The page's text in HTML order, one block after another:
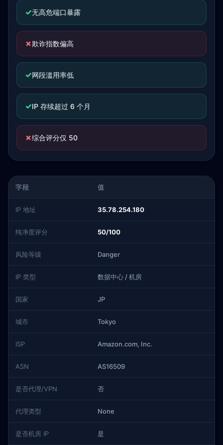
✓无高危端口暴露
✗欺诈指数偏高
✓网段滥用率低
✓IP 存续超过 6 个月
✗综合评分仅 50
字段 值
IP 地址 35.78.254.180
纯净度评分 50/100
风险等级 Danger
IP 类型 数据中心 / 机房
国家 JP
城市 Tokyo
ISP Amazon.com, Inc.
ASN AS16509
是否代理/VPN 否
代理类型 None
是否机房 IP 是